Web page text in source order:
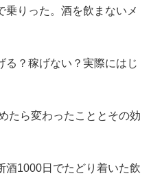
乗りった。酒を飲まないメ
る？稼げない？実際にはじ
たら変わったこととその効
酒1000日でたどり着いた飲